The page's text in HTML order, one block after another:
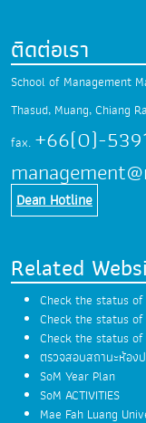
ติดต่อเรา
School of Management
Thasud, Muang, Chiang
fax. +66(0)-
Dean Hotline
Related
Check the status of
Check the status
Check the status
ตรวจสอบสถานะห้อง
SoM Year Plan
SoM ACTIVITIES
Mae Fah Luang